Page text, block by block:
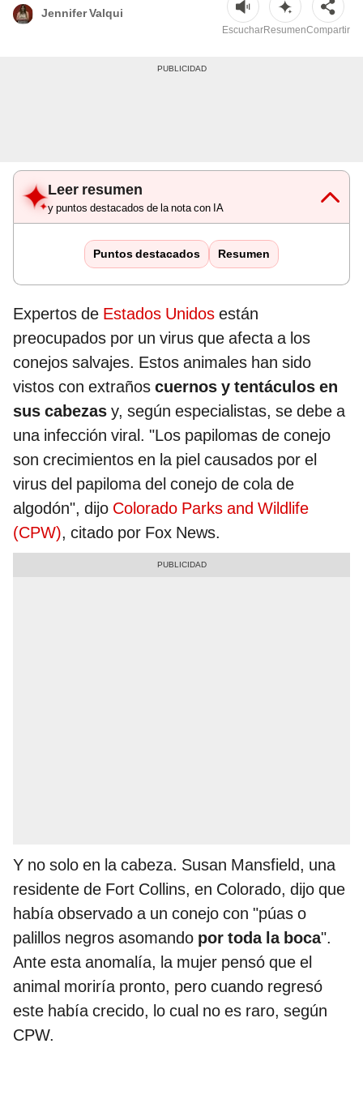
Jennifer Valqui
EscucharResumenCompartir
Leer resumen
y puntos destacados de la nota con IA
Puntos destacados Resumen
Expertos de Estados Unidos están
preocupados por un virus que afecta a los
conejos salvajes. Estos animales han sido
vistos con extraños cuernos y tentáculos en
sus cabezas y, según especialistas, se debe a
una infección viral. "Los papilomas de conejo
son crecimientos en la piel causados por el
virus del papiloma del conejo de cola de
algodón", dijo Colorado Parks and Wildlife
(CPW), citado por Fox News.
Y no solo en la cabeza. Susan Mansfield, una
residente de Fort Collins, en Colorado, dijo que
había observado a un conejo con "púas o
palillos negros asomando por toda la boca".
Ante esta anomalía, la mujer pensó que el
animal moriría pronto, pero cuando regresó
este había crecido, lo cual no es raro, según
CPW.